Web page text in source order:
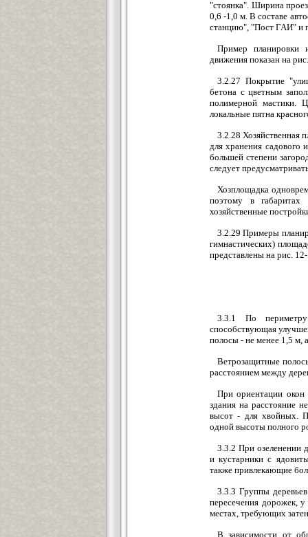
"стоянка". Ширина
0,6 -1,0 м. В составе
станцию", "Пост ГАИ" и
Пример планировки
движения показан на
3.2.27 Покрытие
бетона с цветным
полимерной мастики.
локальные пятна
3.2.28 Хозяйственная
для хранения садового
большей степени
следует
Хозплощадка
поэтому в габаритах
хозяйственные
3.2.29 Примеры
гимнастических)
представлены на рис.
3.3.1 По периметру
способствующая
полосы - не менее 1,5 м,
Ветрозащитные
расстоянием между
При ориентации окон
здания на расстояние
высот - для хвойных.
одной высоты полного
3.3.2 При озеленении
и кустарники с
также привлекающие
3.3.3 Группы
пересечения дорожек,
местах, требующих
В зависимости от